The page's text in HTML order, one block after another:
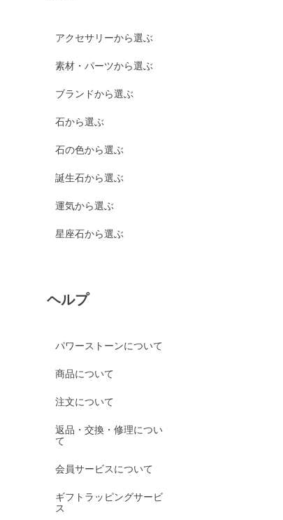
アクセサリーから選ぶ
素材・パーツから選ぶ
ブランドから選ぶ
石から選ぶ
石の色から選ぶ
誕生石から選ぶ
運気から選ぶ
星座石から選ぶ
ヘルプ
パワーストーンについて
商品について
注文について
返品・交換・修理につい
て
会員サービスについて
ギフトラッピングサービ
ス